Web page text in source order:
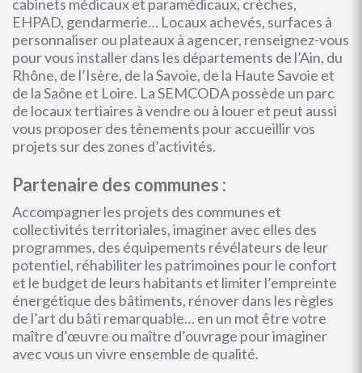
cabinets médicaux et paramédicaux, crèches,
EHPAD, gendarmerie… Locaux achevés, surfaces à
personnaliser ou plateaux à agencer, renseignez-vous
pour vous installer dans les départements de l’Ain, du
Rhône, de l’Isère, de la Savoie, de la Haute Savoie et
de la Saône et Loire. La SEMCODA possède un parc
de locaux tertiaires à vendre ou à louer et peut aussi
vous proposer des tènements pour accueillir vos
projets sur des zones d’activités.
Partenaire des communes :
Accompagner les projets des communes et
collectivités territoriales, imaginer avec elles des
programmes, des équipements révélateurs de leur
potentiel, réhabiliter les patrimoines pour le confort
et le budget de leurs habitants et limiter l’empreinte
énergétique des bâtiments, rénover dans les règles
de l’art du bâti remarquable… en un mot être votre
maître d’œuvre ou maître d’ouvrage pour imaginer
avec vous un vivre ensemble de qualité.